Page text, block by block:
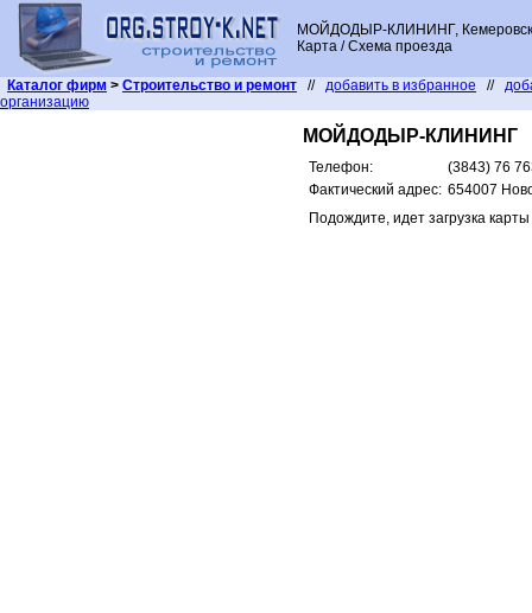
МОЙДОДЫР-КЛИНИНГ,
Карта / Схема проезда
Каталог фирм > Строительство и ремонт // добавить в избранное //
организацию
МОЙДОДЫР-КЛИНИНГ
Телефон:
(3843) 76
Фактический адрес: 654007
Подождите, идет загрузка карты